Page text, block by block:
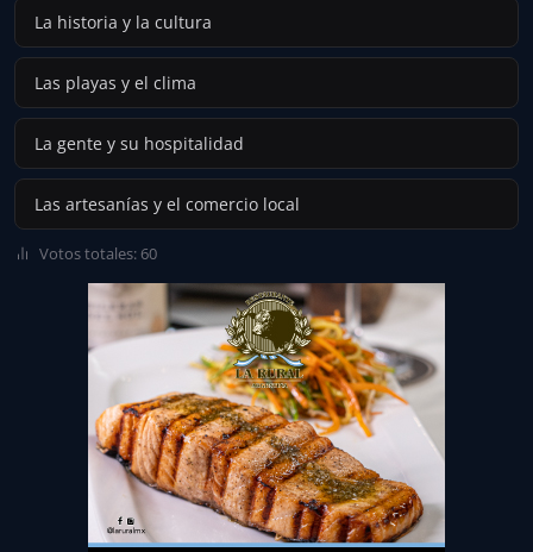
La historia y la cultura
Las playas y el clima
La gente y su hospitalidad
Las artesanías y el comercio local
Votos totales: 60